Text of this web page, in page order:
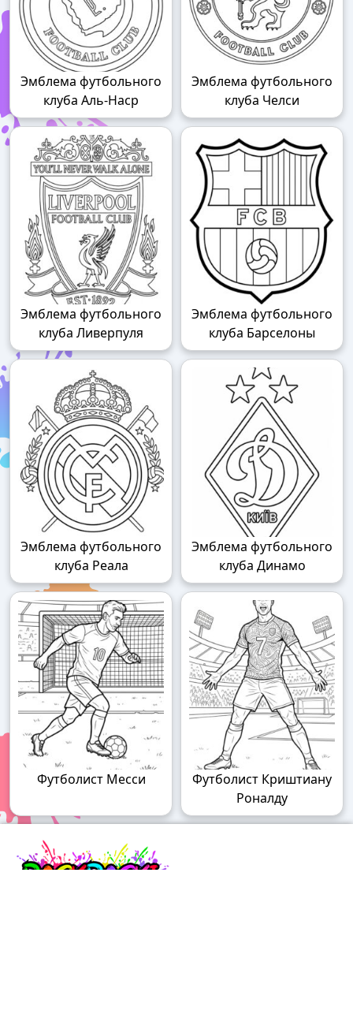
Эмблема футбольного
клуба Аль-Наср
Эмблема футбольного
клуба Челси
Эмблема футбольного
клуба Ливерпуля
Эмблема футбольного
клуба Барселоны
Эмблема футбольного
клуба Реала
Эмблема футбольного
клуба Динамо
Футболист Месси
Футболист Криштиану
Роналду